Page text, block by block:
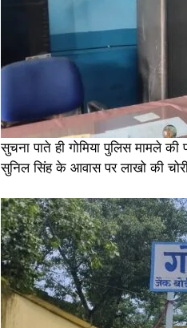
सुचना पाते ही गोमिया पुलिस मामले
सुनिल सिंह के आवास पर लाखो की चोरी